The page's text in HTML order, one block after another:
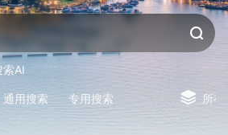
索AI
通用搜索 专用搜索 所有